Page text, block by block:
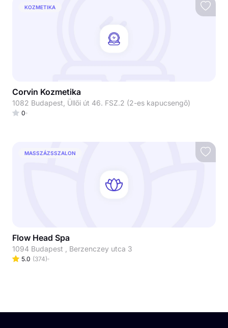
KOZMETIKA
Corvin Kozmetika
1082 Budapest, Üllői út 46. FSZ.2 (2-es kapucsengő)
0
MASSZÁZSSZALON
Flow Head Spa
1094 Budapest , Berzenczey utca 3
5.0 (374)